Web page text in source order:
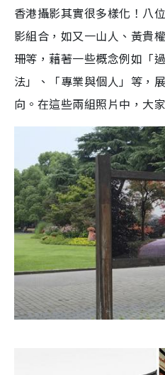
香港攝影其實很多樣化！八
影組合，如又一山人、黃貴
珊等，藉著一些概念例如「
法」、「專業與個人」等，
向。在這些兩組照片中，大